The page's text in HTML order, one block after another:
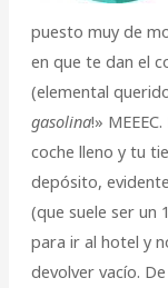
puesto muy de
en que te dan el
(elemental
gasolina!»
coche lleno y tu
depósito,
(que suele ser un
para ir al hotel y
devolver vacío.